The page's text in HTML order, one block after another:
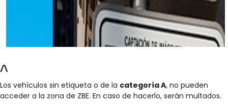
A
Los vehículos sin etiqueta o de la categoría A, no pueden
acceder a la zona de ZBE. En caso de hacerlo, serán multados.